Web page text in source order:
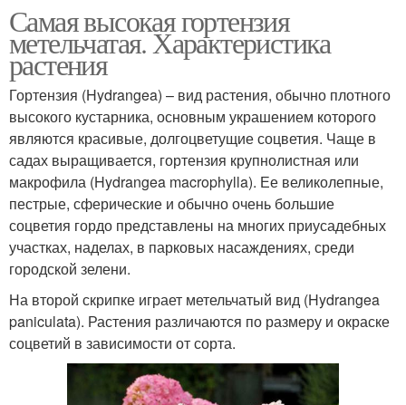
Самая высокая гортензия
метельчатая. Характеристика
растения
Гортензия (Hydrangea) – вид растения, обычно плотного
высокого кустарника, основным украшением которого
являются красивые, долгоцветущие соцветия. Чаще в
садах выращивается, гортензия крупнолистная или
макрофила (Hydrangea macrophylla). Ее великолепные,
пестрые, сферические и обычно очень большие
соцветия гордо представлены на многих приусадебных
участках, наделах, в парковых насаждениях, среди
городской зелени.
На второй скрипке играет метельчатый вид (Hydrangea
paniculata). Растения различаются по размеру и окраске
соцветий в зависимости от сорта.